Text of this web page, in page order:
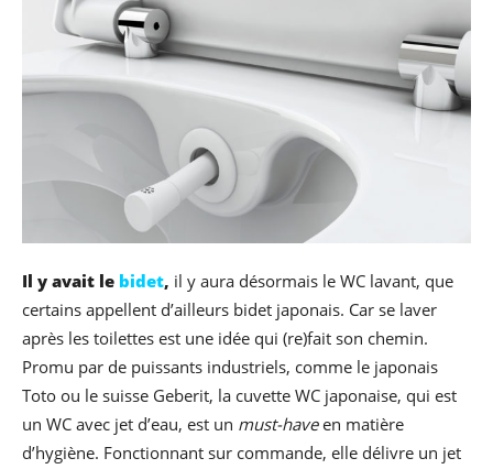
Il y avait le bidet, il y aura désormais le WC lavant, que
certains appellent d’ailleurs bidet japonais. Car se laver
après les toilettes est une idée qui (re)fait son chemin.
Promu par de puissants industriels, comme le japonais
Toto ou le suisse Geberit, la cuvette WC japonaise, qui est
un WC avec jet d’eau, est un must-haveen matière
d’hygiène. Fonctionnant sur commande, elle délivre un jet